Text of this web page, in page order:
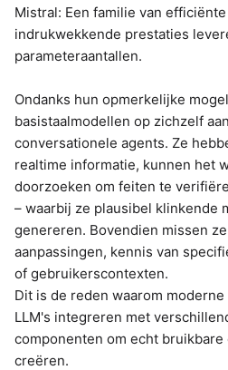
Mistral: Een familie van
indrukwekkende prestaties
parameteraantallen.
Ondanks hun opmerkelijke
basistaalmodellen op zichzelf
conversationele agents. Ze
realtime informatie, kunnen het
doorzoeken om feiten te
– waarbij ze plausibel klinkende
genereren. Bovendien missen
aanpassingen, kennis van
of gebruikerscontexten.
Dit is de reden waarom
LLM's integreren met
componenten om echt
creëren.